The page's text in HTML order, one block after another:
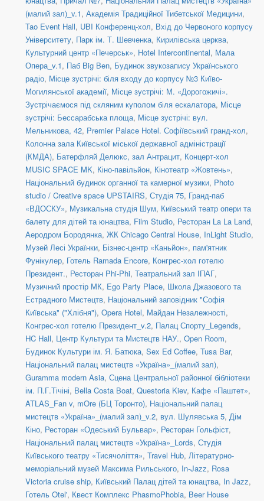
(малий зал)_v.1, Академія Традиційної Тибетської Медицини,
Tao Event Hall, UBI Конференц-хол, Вхід до Червоного корпусу
Університету, Парк ім. Т. Шевченка, Кирилівська церква,
Культурний центр «Печерськ», Hotel Intercontinental, Мала
Опера_v.1, Паб Big Ben, Будинок звукозапису Українського
радіо, Місце зустрічі: біля входу до корпусу №3 Київо-
Могилянської академії, Місце зустрічі: М. «Дорогожичі».
Зустрічаємося під скляним куполом біля ескалатора, Місце
зустрічі: Бессарабська площа, Місце зустрічі: вул.
Мельникова, 42, Premier Palace Hotel. Софіївський гранд-хол,
Колонна зала Київської міської державної адміністрації
(КМДА), Батерфляй Делюкс, зал Антрацит, Концерт-хол
MUSIC SPACE MK, Кіно-павільйон, Кінотеатр «Жовтень»,
Національний будинок органної та камерної музики, Photo
studio / Creative space UPSTAIRS, Студія 75, Гранд-паб
«ВДОСКУ», Музикальна студія Шум, Київський театр опери та
балету для дітей та юнацтва, Film Studio, Ресторан La La Land,
Аеродром Бородянка, ЖК Chicago Central House, InLight Studio,
Музей Лесі Українки, Бізнес-центр «Каньйон», пам'ятник
Фунікулер, Готель Ramada Encore, Конгрес-хол готелю
Президент., Ресторан Phi-Phi, Театральний зал ІПАГ,
Музичний простір МК, Ego Party Place, Школа Джазового та
Естрадного Мистецтв, Національний заповідник "Софія
Київська" ("Хлібня"), Opera Hotel, Майдан Незалежності,
Конгрес-хол готелю Президент_v.2, Палац Спорту_Legends,
HC Hall, Центр Культури та Мистецтв НАУ., Open Room,
Будинок Культури ім. Я. Батюка, Sex Ed Coffee, Tusa Bar,
Національний палац мистецтв «Україна»_(малий зал),
Guramma modern Asia, Сцена Центральної районної бібліотеки
ім. П.Г.Тічіні, Bella Costa Boat, Questoria Kiev, Кафе «Паштет»,
ATLAS_Fan v, mOre (БЦ Торонто), Національний палац
мистецтв «Україна»_(малий зал)_v.2, вул. Шулявська 5, Дім
Кіно, Ресторан «Одеський Бульвар», Ресторан Гольфіст,
Національний палац мистецтв «Україна»_Lords, Студія
Київського театру «Тисячоліття», Travel Hub, Літературно-
меморіальний музей Максима Рильського, In-Jazz, Rosa
Victoria cruise ship, Київський Палац дітей та юнацтва, In Jazz,
Готель Otel', Квест Комплекс PhasmoPhobia, Beer House